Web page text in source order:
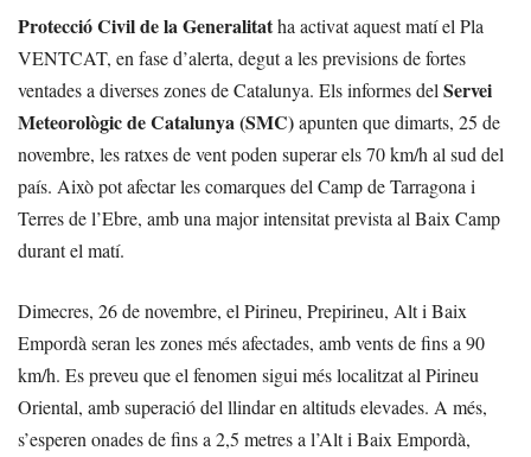
Protecció Civil de la Generalitatha activat aquest matí el Pla
VENTCAT, en fase d’alerta, degut a les previsions de fortes
ventades a diverses zones de Catalunya. Els informes del Servei
Meteorològic de Catalunya (SMC)apunten que dimarts, 25 de
novembre, les ratxes de vent poden superar els 70 km/h al sud del
país. Això pot afectar les comarques del Camp de Tarragona i
Terres de l’Ebre, amb una major intensitat prevista al Baix Camp
durant el matí.
Dimecres, 26 de novembre, el Pirineu, Prepirineu, Alt i Baix
Empordà seran les zones més afectades, amb vents de fins a 90
km/h. Es preveu que el fenomen sigui més localitzat al Pirineu
Oriental, amb superació del llindar en altituds elevades. A més,
s’esperen onades de fins a 2,5 metres a l’Alt i Baix Empordà,